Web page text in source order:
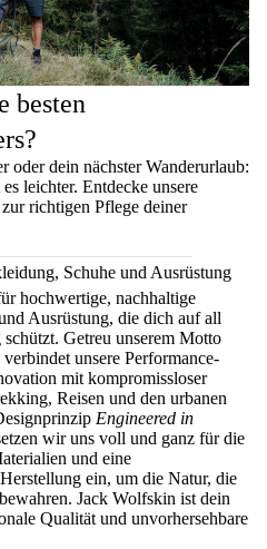
besten
oder dein nächster Wanderurlaub:
leichter. Entdecke unsere
zur richtigen Pflege deiner
Schuhe und Ausrüstung
hochwertige, nachhaltige
Ausrüstung, die dich auf all
Getreu unserem Motto
unsere Performance-
mit kompromissloser
Reisen und den urbanen
Engineered in
wir uns voll und ganz für die
und eine
ein, um die Natur, die
Jack Wolfskin ist dein
Qualität und unvorhersehbare